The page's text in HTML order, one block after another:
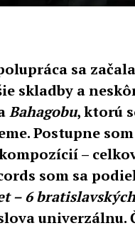
sa
skladby a
Bahagobu, ktorú
Postupne
–
som sa
– 6
univerzálnu.